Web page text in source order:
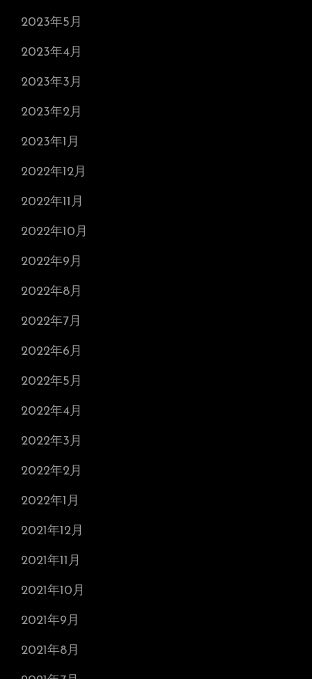
2023年5月
2023年4月
2023年3月
2023年2月
2023年1月
2022年12月
2022年11月
2022年10月
2022年9月
2022年8月
2022年7月
2022年6月
2022年5月
2022年4月
2022年3月
2022年2月
2022年1月
2021年12月
2021年11月
2021年10月
2021年9月
2021年8月